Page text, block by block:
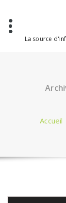
contenu
La source
Accueil